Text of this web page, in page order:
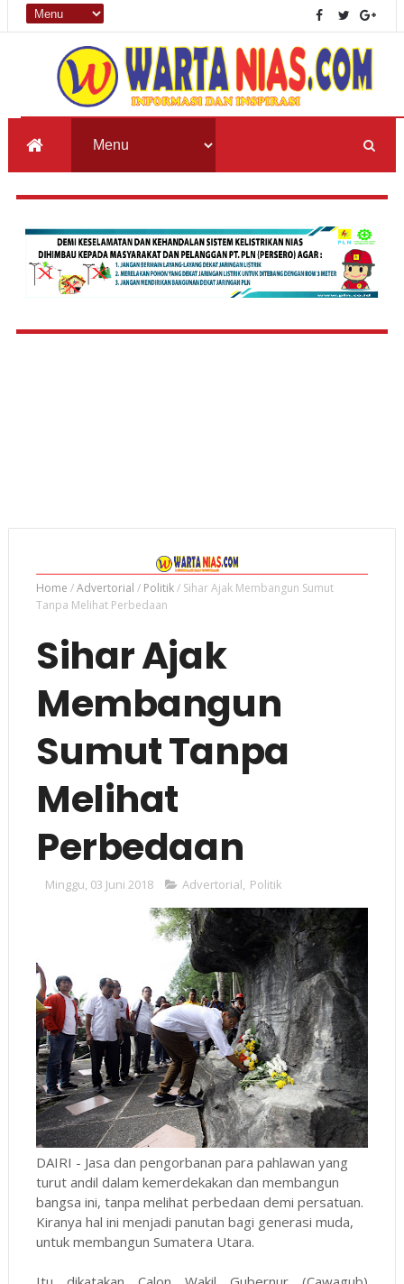
Home /Advertorial / Politik/ Sihar Ajak Membangun Sumut
Tanpa Melihat Perbedaan
Sihar Ajak
Membangun
Sumut Tanpa
Melihat
Perbedaan
Minggu, 03 Juni 2018 Advertorial, Politik
DAIRI - Jasa dan pengorbanan para pahlawan yang
turut andil dalam kemerdekakan dan membangun
bangsa ini, tanpa melihat perbedaan demi persatuan.
Kiranya hal ini menjadi panutan bagi generasi muda,
untuk membangun Sumatera Utara.